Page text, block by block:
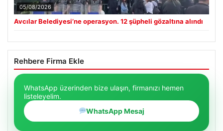
05/08/2026
Avcılar Belediyesi’ne operasyon. 12 şüpheli gözaltına alındı
Rehbere Firma Ekle
WhatsApp üzerinden bize ulaşın, firmanızı hemen
listeleyelim.
WhatsApp Mesaj